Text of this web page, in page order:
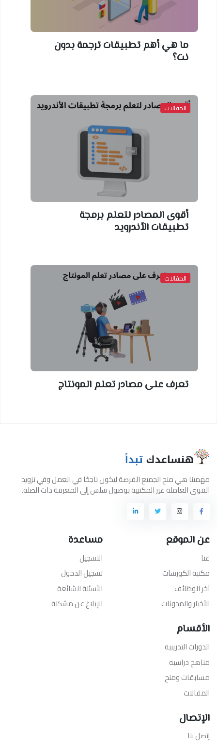
ما هي أهم تطبيقات ترجمة بدون
نت؟
المقالات
أقوى المصادر لتعلم برمجة
تطبيقات الأندرويد
المقالات
تعرف على مصادر تعلم المونتاج
مهمتنا هي منح الجميع الفرصة ليكون ناجحًا في العمل وفي تزويد
القوى العاملة غير المكتبية بوصول سلس إلى المعرفة ذات الصلة.
عن الموقع
عنا
مكتبة الكورسات
آخر الوظائف
الأخبار والمدونات
مساعدة
التسجيل
تسجيل الدخول
الأسئلة الشائعة
الإبلاغ عن مشكلة
الأقسام
الدورات التدريبيه
مناهج دراسيه
مسابقات ومنح
المقالات
الإتصال
إتصل بنا